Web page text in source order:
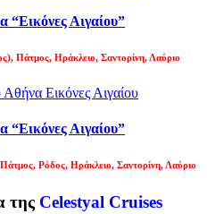
“Εικόνες Αιγαίου”
), Πάτμος, Ηράκλειο, Σαντορίνη, Λαύριο
“Εικόνες Αιγαίου”
Ρόδος, Ηράκλειο, Σαντορίνη, Λαύριο
τηςCelestyal Cruises